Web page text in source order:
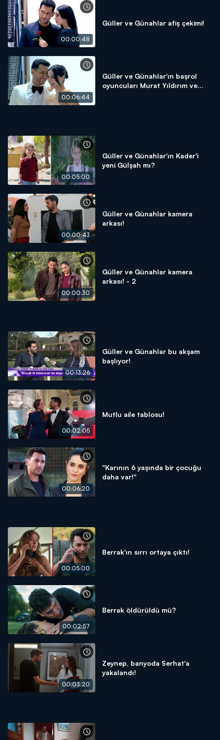
00:00:48
Güller ve Günahlar afiş çekimi!
00:06:44
Güller ve Günahlar'ın başrol
oyuncuları Murat Yıldırım ve
00:05:00
Güller ve Günahlar'ın Kader'i
yeni Gülşah mı?
00:00:43
Güller ve Günahlar kamera
arkası!
00:00:30
Güller ve Günahlar kamera
arkası! - 2
00:13:26
Güller ve Günahlar bu akşam
başlıyor!
00:02:05
Mutlu aile tablosu!
00:06:20
"Karının 6 yaşında bir çocuğu
daha var!"
00:05:00
Berrak'ın sırrı ortaya çıktı!
00:02:57
Berrak öldürüldü mü?
00:03:20
Zeynep, banyoda Serhat'a
yakalandı!